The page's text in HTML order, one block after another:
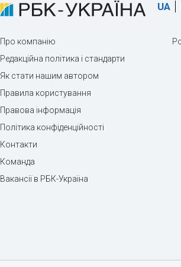
UA
Про компанію
Редакційна політика і стандарти
Як стати нашим автором
Правила користування
Правова інформація
Політика конфіденційності
Контакти
Команда
Вакансії в РБК-Україна